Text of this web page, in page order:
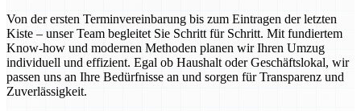
Von der ersten Terminvereinbarung bis zum Eintragen der letzten
Kiste – unser Team begleitet Sie Schritt für Schritt. Mit fundiertem
Know-how und modernen Methoden planen wir Ihren Umzug
individuell und effizient. Egal ob Haushalt oder Geschäftslokal, wir
passen uns an Ihre Bedürfnisse an und sorgen für Transparenz und
Zuverlässigkeit.